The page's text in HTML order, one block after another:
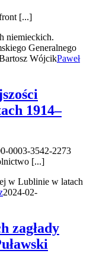
[...]
niemieckich.
Generalnego
WójcikPaweł
1914–
0003-3542-2273
[...]
w Lublinie w latach
2024-02-
zagłady